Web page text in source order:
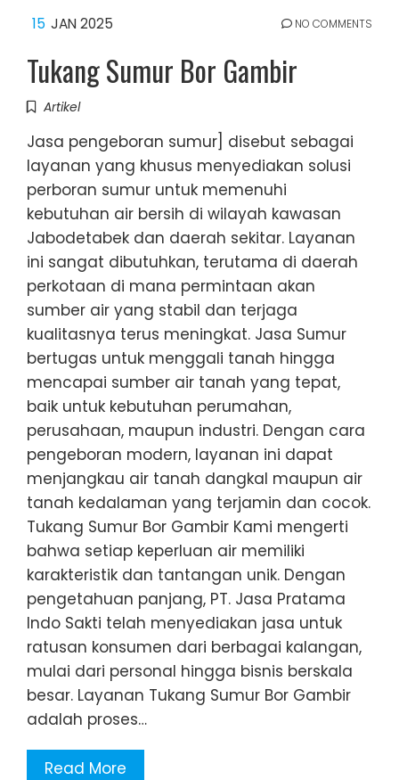
15 JAN 2025 NO COMMENTS
Tukang Sumur Bor Gambir
Artikel
Jasa pengeboran sumur] disebut sebagai
layanan yang khusus menyediakan solusi
perboran sumur untuk memenuhi
kebutuhan air bersih di wilayah kawasan
Jabodetabek dan daerah sekitar. Layanan
ini sangat dibutuhkan, terutama di daerah
perkotaan di mana permintaan akan
sumber air yang stabil dan terjaga
kualitasnya terus meningkat. Jasa Sumur
bertugas untuk menggali tanah hingga
mencapai sumber air tanah yang tepat,
baik untuk kebutuhan perumahan,
perusahaan, maupun industri. Dengan cara
pengeboran modern, layanan ini dapat
menjangkau air tanah dangkal maupun air
tanah kedalaman yang terjamin dan cocok.
Tukang Sumur Bor Gambir Kami mengerti
bahwa setiap keperluan air memiliki
karakteristik dan tantangan unik. Dengan
pengetahuan panjang, PT. Jasa Pratama
Indo Sakti telah menyediakan jasa untuk
ratusan konsumen dari berbagai kalangan,
mulai dari personal hingga bisnis berskala
besar. Layanan Tukang Sumur Bor Gambir
adalah proses…
Read More